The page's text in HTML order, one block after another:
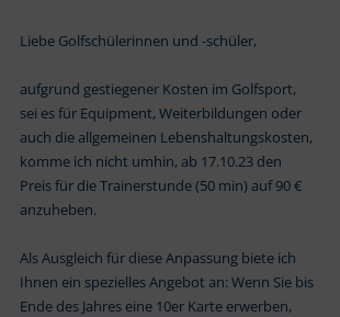
Liebe Golfschülerinnen und -schüler,
aufgrund gestiegener Kosten im Golfsport,
sei es für Equipment, Weiterbildungen oder
auch die allgemeinen Lebenshaltungskosten,
komme ich nicht umhin, ab 17.10.23 den
Preis für die Trainerstunde (50 min) auf 90 €
anzuheben.
Als Ausgleich für diese Anpassung biete ich
Ihnen ein spezielles Angebot an: Wenn Sie bis
Ende des Jahres eine 10er Karte erwerben,